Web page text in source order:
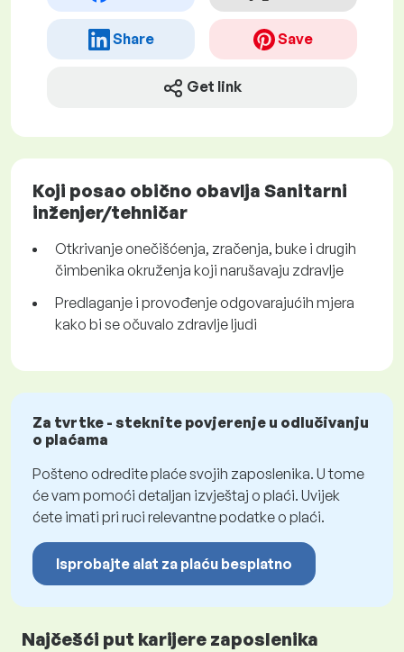
Share Save
Get link
Koji posao obično obavlja Sanitarni
inženjer/tehničar
Otkrivanje onečišćenja, zračenja, buke i drugih
čimbenika okruženja koji narušavaju zdravlje
Predlaganje i provođenje odgovarajućih mjera
kako bi se očuvalo zdravlje ljudi
Za tvrtke - steknite povjerenje u odlučivanju
o plaćama
Pošteno odredite plaće svojih zaposlenika. U tome
će vam pomoći detaljan izvještaj o plaći. Uvijek
ćete imati pri ruci relevantne podatke o plaći.
Isprobajte alat za plaću besplatno
Najčešći put karijere zaposlenika